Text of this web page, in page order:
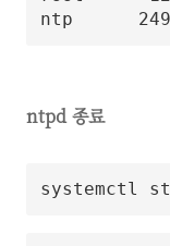
ntpd 종료